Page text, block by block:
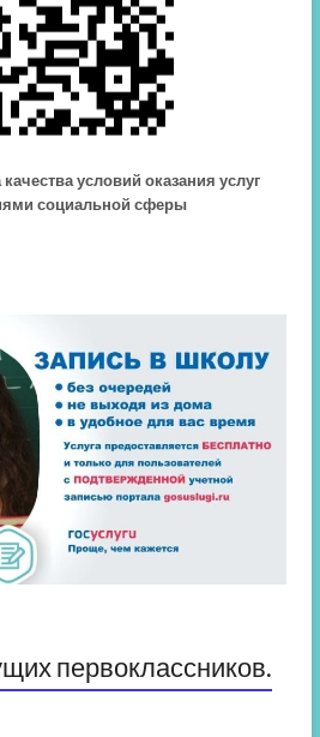
условий оказания услуг
социальной сферы
первоклассников.